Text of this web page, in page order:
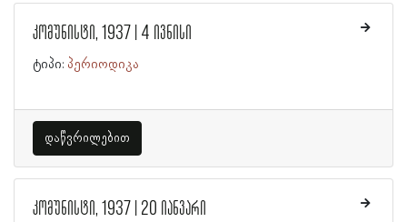
კომუნისტი, 1937 | 4 ივნისი
ტიპი: პერიოდიკა
დაწვრილებით
კომუნისტი, 1937 | 20 იანვარი